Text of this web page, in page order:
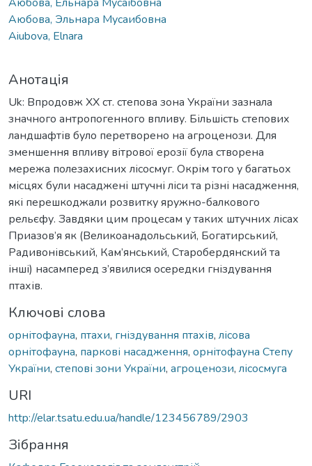
Аюбова, Эльнара Мусаибовна
Aiubova, Elnara
Анотація
Uk: Впродовж ХХ ст. степова зона України зазнала
значного антропогенного впливу. Більшість степових
ландшафтів було перетворено на агроценози. Для
зменшення впливу вітрової ерозії була створена
мережа полезахисних лісосмуг. Окрім того у багатьох
місцях були насаджені штучні ліси та різні насадження,
які перешкоджали розвитку яружно-балкового
рельєфу. Завдяки цим процесам у таких штучних лісах
Приазов’я як (Великоанадольський, Богатирський,
Радивонівський, Кам’янський, Старобердянский та
інші) насамперед з’явилися осередки гніздування
птахів.
Ключові слова
орнітофауна, птахи, гніздування птахів, лісова
орнітофауна, паркові насадження, орнітофауна Степу
України, степові зони України, агроценози, лісосмуга
URI
http://elar.tsatu.edu.ua/handle/123456789/2903
Зібрання